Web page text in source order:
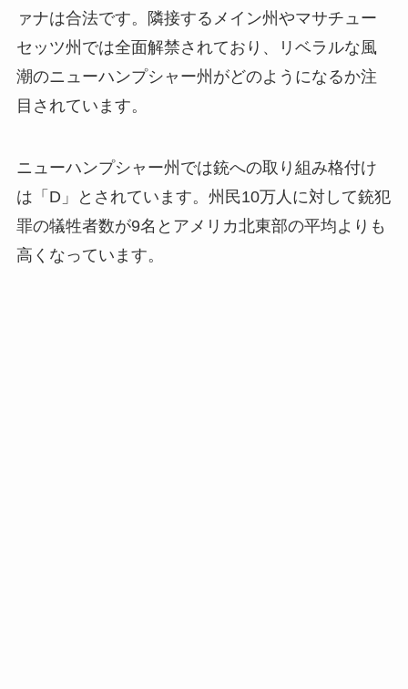
ァナは合法です。隣接するメイン州やマサチュー
セッツ州では全面解禁されており、リベラルな風
潮のニューハンプシャー州がどのようになるか注
目されています。
ニューハンプシャー州では銃への取り組み格付け
は「D」とされています。州民10万人に対して銃犯
罪の犠牲者数が9名とアメリカ北東部の平均よりも
高くなっています。